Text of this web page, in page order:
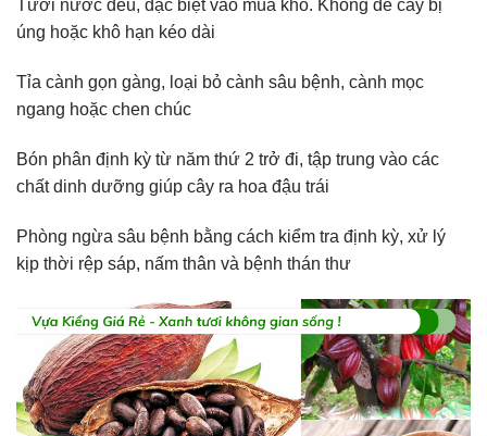
Tưới nước đều, đặc biệt vào mùa khô. Không để cây bị
úng hoặc khô hạn kéo dài
Tỉa cành gọn gàng, loại bỏ cành sâu bệnh, cành mọc
ngang hoặc chen chúc
Bón phân định kỳ từ năm thứ 2 trở đi, tập trung vào các
chất dinh dưỡng giúp cây ra hoa đậu trái
Phòng ngừa sâu bệnh bằng cách kiểm tra định kỳ, xử lý
kịp thời rệp sáp, nấm thân và bệnh thán thư